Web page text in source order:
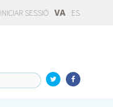
INICIAR SESSIÓ VA ES